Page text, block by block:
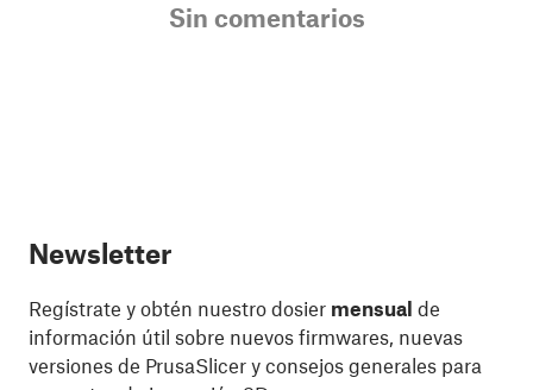
Sin comentarios
Newsletter
Regístrate y obtén nuestro dosier mensual de
información útil sobre nuevos firmwares, nuevas
versiones de PrusaSlicer y consejos generales para